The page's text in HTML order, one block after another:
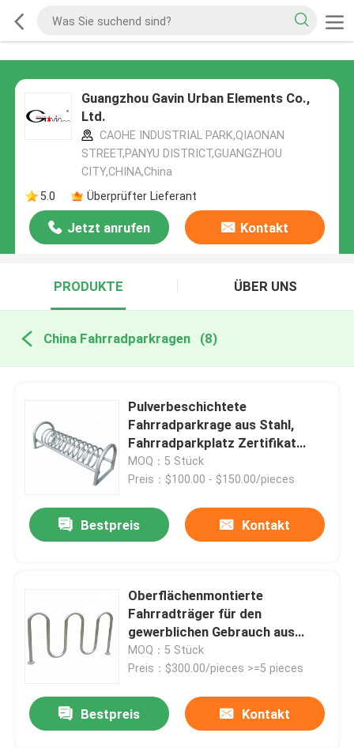
Guangzhou Gavin Urban Elements Co.,
Ltd.
CAOHE INDUSTRIAL PARK,QIAONAN
STREET,PANYU DISTRICT,GUANGZHOU
CITY,CHINA,China
5.0
Überprüfter Lieferant
Jetzt anrufen Kontakt
PRODUKTE ÜBER UNS
China Fahrradparkragen (8)
Pulverbeschichtete
Fahrradparkrage aus Stahl,
Fahrradparkplatz Zertifikat
ISO9001
MOQ：5 Stück
Preis：$100.00 - $150.00/pieces
Bestpreis Kontakt
Oberflächenmontierte
Fahrradträger für den
gewerblichen Gebrauch aus
Edelstahl
MOQ：5 Stück
Preis：$300.00/pieces >=5 pieces
Bestpreis Kontakt